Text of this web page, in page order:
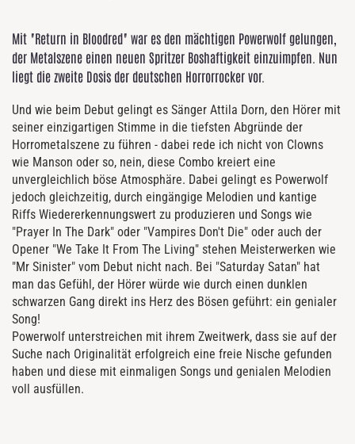
Mit "Return in Bloodred" war es den mächtigen Powerwolf gelungen,
der Metalszene einen neuen Spritzer Boshaftigkeit einzuimpfen. Nun
liegt die zweite Dosis der deutschen Horrorrocker vor.
Und wie beim Debut gelingt es Sänger Attila Dorn, den Hörer mit
seiner einzigartigen Stimme in die tiefsten Abgründe der
Horrometalszene zu führen - dabei rede ich nicht von Clowns
wie Manson oder so, nein, diese Combo kreiert eine
unvergleichlich böse Atmosphäre. Dabei gelingt es Powerwolf
jedoch gleichzeitig, durch eingängige Melodien und kantige
Riffs Wiedererkennungswert zu produzieren und Songs wie
"Prayer In The Dark" oder "Vampires Don't Die" oder auch der
Opener "We Take It From The Living" stehen Meisterwerken wie
"Mr Sinister" vom Debut nicht nach. Bei "Saturday Satan" hat
man das Gefühl, der Hörer würde wie durch einen dunklen
schwarzen Gang direkt ins Herz des Bösen geführt: ein genialer
Song!
Powerwolf unterstreichen mit ihrem Zweitwerk, dass sie auf der
Suche nach Originalität erfolgreich eine freie Nische gefunden
haben und diese mit einmaligen Songs und genialen Melodien
voll ausfüllen.